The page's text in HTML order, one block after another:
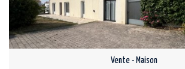
Vente - Maison